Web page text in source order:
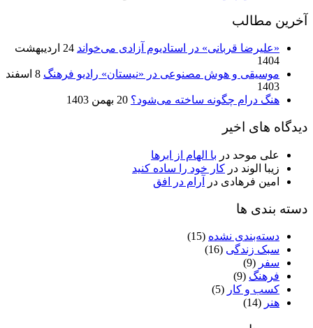
آخرین مطالب
«علیرضا قربانی» در استادیوم آزادی می‌خواند
24 اردیبهشت
1404
موسیقی و هوش مصنوعی در «نیستان» رادیو فرهنگ
8 اسفند
1403
هنگ درام چگونه ساخته می‌شود؟ 20 بهمن 1403
دیدگاه های اخیر
علی موحد در با الهام از ابرها
زیبا الوند در کار خود را ساده کنید
امین فرهادی در آرام در افق
دسته بندی ها
دسته‌بندی نشده (15)
سبک زندگی (16)
سفر (9)
فرهنگ (9)
کسب و کار (5)
هنر (14)